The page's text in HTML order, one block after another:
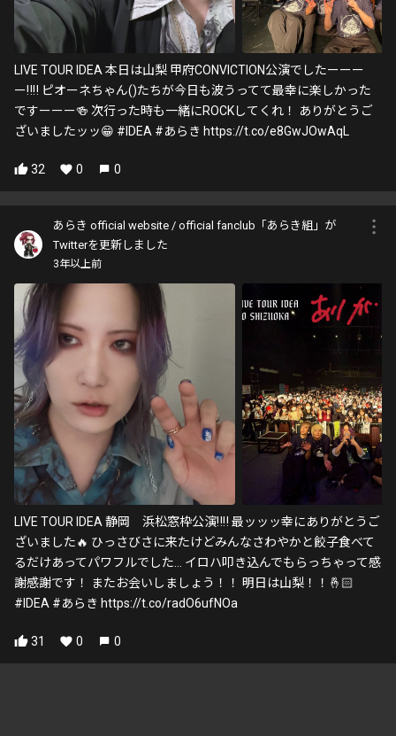
LIVE TOUR IDEA 本日は山梨 甲府CONVICTION公演でしたーーー
ー‼️‼️ ピオーネちゃん()たちが今日も波うってて最幸に楽しかった
ですーーー🍻 次行った時も一緒にROCKしてくれ！ ありがとうご
ざいましたッッ😁 #IDEA #あらき https://t.co/e8GwJOwAqL
32 0 0
あらき official website / official fanclub「あらき組」が
Twitterを更新しました
3年以上前
LIVE TOUR IDEA 静岡 浜松窓枠公演‼️‼️ 最ッッッ幸にありがとうご
ざいました🔥 ひっさびさに来たけどみんなさわやかと餃子食べて
るだけあってパワフルでした… イロハ叩き込んでもらっちゃって感
謝感謝です！ またお会いしましょう！！ 明日は山梨！！🤞🏻
#IDEA #あらき https://t.co/radO6ufNOa
31 0 0